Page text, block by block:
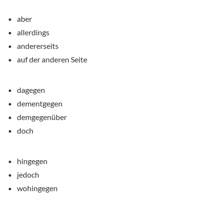
aber
allerdings
andererseits
auf der anderen Seite
dagegen
dementgegen
demgegenüber
doch
hingegen
jedoch
wohingegen